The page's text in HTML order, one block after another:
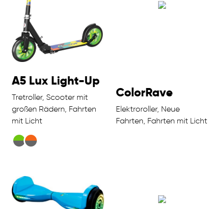
A5 Lux Light-Up
Tretroller, Scooter mit
großen Rädern, Fahrten
mit Licht
ColorRave
Elektroroller, Neue
Fahrten, Fahrten mit Licht